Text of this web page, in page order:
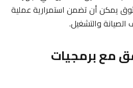
يمكن أن تضمن استمرارية عملية
والتشغيل.
مع برمجيات